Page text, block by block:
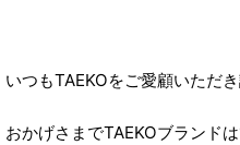
いつもTAEKOをご愛顧いただ
おかげさまでTAEKOブランド